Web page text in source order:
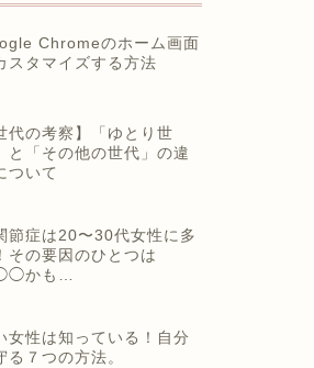
Chromeのホーム画面
スタマイズする方法
代の考察】「ゆとり世
と「その他の世代」の違
ついて
節症は20〜30代女性に多
その要因のひとつは
かも…
女性は知っている！自分
る７つの方法。